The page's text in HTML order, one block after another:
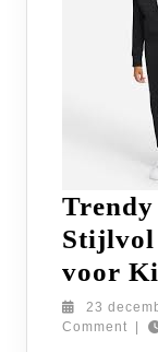
Stijlvol
voor
23
Comment
|